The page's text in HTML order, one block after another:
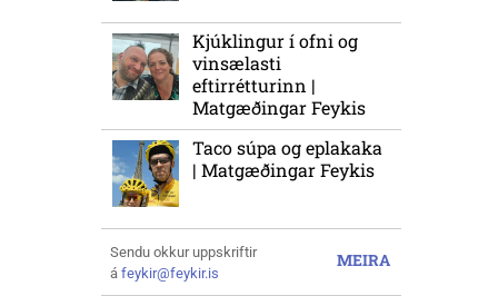
Kjúklingur í ofni og
vinsælasti
eftirrétturinn |
Matgæðingar Feykis
Taco súpa og eplakaka
| Matgæðingar Feykis
MEIRA
Sendu okkur uppskriftir
á feykir@feykir.is